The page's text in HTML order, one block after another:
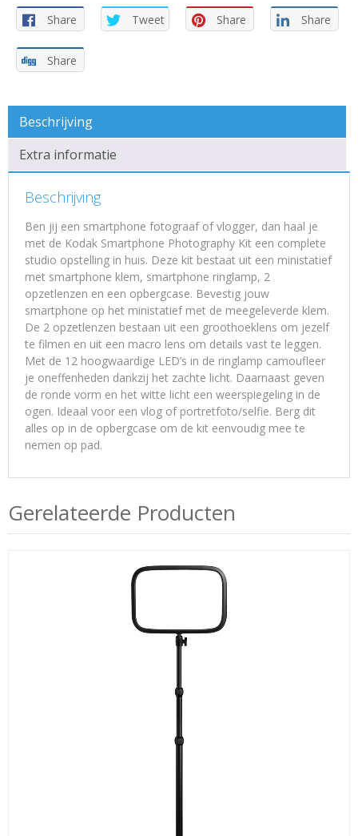
Share
Tweet Share Share
Share
Beschrijving
Extra informatie
Beschrijving
Ben jij een smartphone fotograaf of vlogger, dan haal je
met de Kodak Smartphone Photography Kit een complete
studio opstelling in huis. Deze kit bestaat uit een ministatief
met smartphone klem, smartphone ringlamp, 2
opzetlenzen en een opbergcase. Bevestig jouw
smartphone op het ministatief met de meegeleverde klem.
De 2 opzetlenzen bestaan uit een groothoeklens om jezelf
te filmen en uit een macro lens om details vast te leggen.
Met de 12 hoogwaardige LED’s in de ringlamp camoufleer
je oneffenheden dankzij het zachte licht. Daarnaast geven
de ronde vorm en het witte licht een weerspiegeling in de
ogen. Ideaal voor een vlog of portretfoto/selfie. Berg dit
alles op in de opbergcase om de kit eenvoudig mee te
nemen op pad.
Gerelateerde Producten